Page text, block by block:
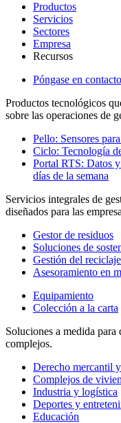
Productos
Servicios
Sectores
Empresa
Recursos
Póngase en
Productos tecnológicos
sobre las operaciones de
Pello: Sensores
Ciclo: Tecnología
Portal RTS: Datos
días de la semana
Servicios integrales de
diseñados para las
Gestor de residuos
Soluciones de
Gestión del reciclaje
Asesoramiento en
Equipamiento
Colección a la carta
Soluciones a medida para
complejos.
Derecho mercantil
Complejos de
Industria y logística
Deportes y
Educación